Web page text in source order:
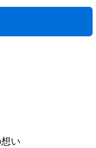
い